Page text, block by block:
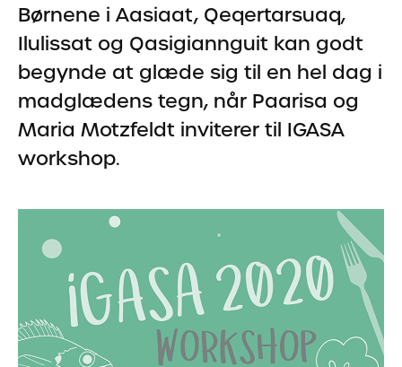
Børnene i Aasiaat, Qeqertarsuaq,
Ilulissat og Qasigiannguit kan godt
begynde at glæde sig til en hel dag i
madglædens tegn, når Paarisa og
Maria Motzfeldt inviterer til IGASA
workshop.